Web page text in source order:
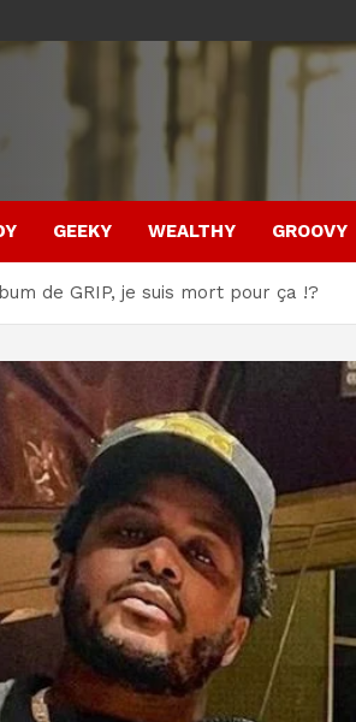
GEEKY WEALTHY GROOVY
de GRIP, je suis mort pour ça !?